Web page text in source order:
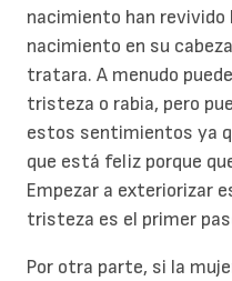
nacimiento han
nacimiento en su
tratara. A menudo
tristeza o rabia, pero
estos sentimientos ya
que está feliz porque
Empezar a exteriorizar
tristeza es el primer
Por otra parte, si la